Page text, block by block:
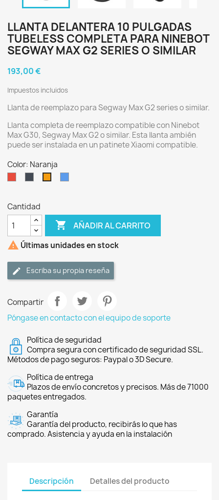
LLANTA DELANTERA 10 PULGADAS
TUBELESS COMPLETA PARA NINEBOT
SEGWAY MAX G2 SERIES O SIMILAR
193,00 €
Impuestos incluidos
Llanta de reemplazo para Segway Max G2 series o similar.
Llanta completa de reemplazo compatible con Ninebot
Max G30, Segway Max G2 o similar. Esta llanta ambién
puede ser instalada en un patinete Xiaomi compatible.
Color: Naranja
Cantidad
 AÑADIR AL CARRITO
 Últimas unidades en stock
Escriba su propia reseña
Compartir
Póngase en contacto con el equipo de soporte
Política de seguridad
Compra segura con certificado de seguridad SSL.
Métodos de pago seguros: Paypal o 3D Secure.
Política de entrega
Plazos de envío concretos y precisos. Más de 71000
paquetes entregados.
Garantía
Garantía del producto, recibirás lo que has
comprado. Asistencia y ayuda en la instalación
Descripción Detalles del producto